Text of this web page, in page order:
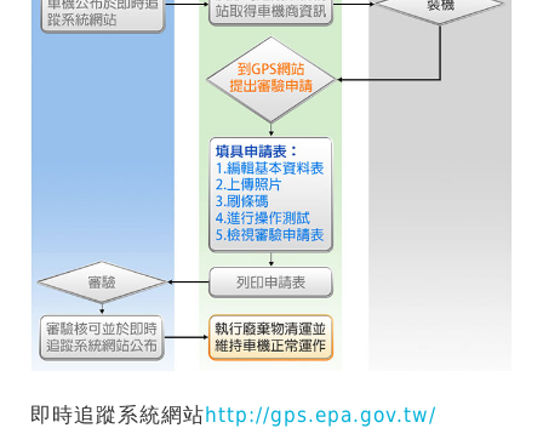
即時追蹤系統網站http://gps.epa.gov.tw/